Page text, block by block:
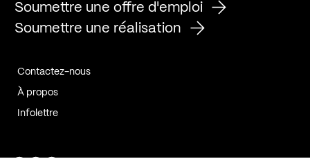
Soumettre une offre d'emploi
Soumettre une réalisation
Contactez-nous
À propos
Infolettre